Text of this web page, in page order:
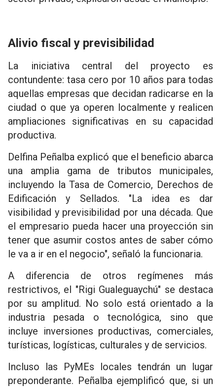
Alivio fiscal y previsibilidad
La iniciativa central del proyecto es
contundente: tasa cero por 10 años para todas
aquellas empresas que decidan radicarse en la
ciudad o que ya operen localmente y realicen
ampliaciones significativas en su capacidad
productiva.
Delfina Peñalba explicó que el beneficio abarca
una amplia gama de tributos municipales,
incluyendo la Tasa de Comercio, Derechos de
Edificación y Sellados. "La idea es dar
visibilidad y previsibilidad por una década. Que
el empresario pueda hacer una proyección sin
tener que asumir costos antes de saber cómo
le va a ir en el negocio", señaló la funcionaria.
A diferencia de otros regímenes más
restrictivos, el "Rigi Gualeguaychú" se destaca
por su amplitud. No solo está orientado a la
industria pesada o tecnológica, sino que
incluye inversiones productivas, comerciales,
turísticas, logísticas, culturales y de servicios.
Incluso las PyMEs locales tendrán un lugar
preponderante. Peñalba ejemplificó que, si un